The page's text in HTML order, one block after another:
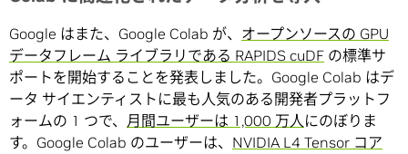
Google はまた、Google Colab が、 オープンソースの GPU
データフレーム ライブラリである RAPIDS cuDF の標準サ
ポートを開始することを発表しました。Google Colab はデ
ータ サイエンティストに最も人気のある開発者プラットフ
ォームの 1 つで、 月間ユーザーは 1,000 万人 にのぼりま
す。Google Colab のユーザーは、 NVIDIA L4 Tensor コア